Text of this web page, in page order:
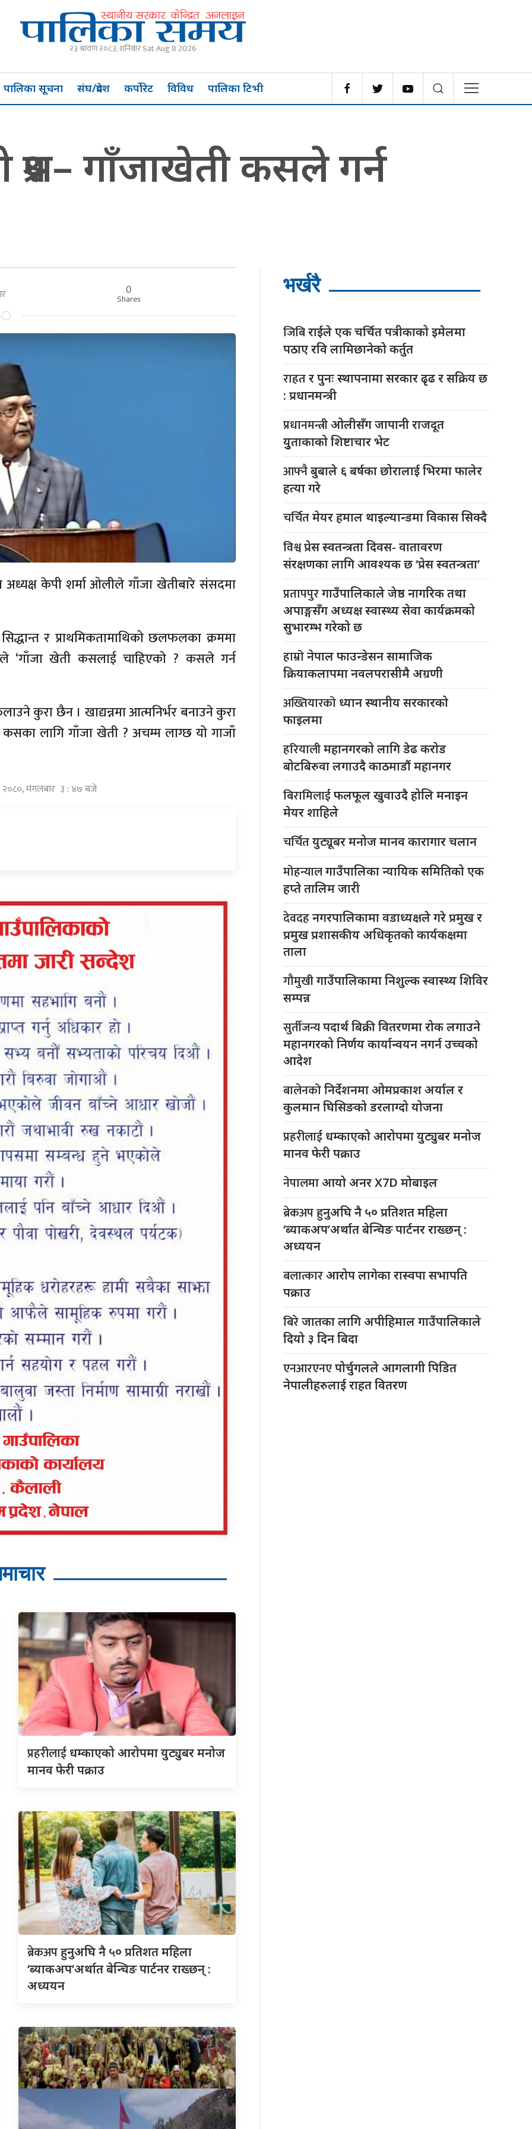
२३ श्रावण २०८३, शनिबार Sat Aug 8 2026
पालिका सूचना संघ/प्रदेश कर्पोरेट विविध पालिका टिभी
गाँजाखेती कसले गर्न
0
Shares
अध्यक्ष केपी शर्मा ओलीले गाँजा खेतीबारे संसदमा
र प्राथमिकतामाथिको छलफलका क्रममा
‘गाँजा खेती कसलाई चाहिएको ? कसले गर्न
कुरा छैन । खाद्यन्नमा आत्मनिर्भर बनाउने कुरा
लागि गाँजा खेती ? अचम्म लाग्छ यो गाजाँ
२०८०, मंगलबार ३ : ४७ बजे
प्रहरीलाई धम्काएको आरोपमा युट्युबर मनोज
मानव फेरी पक्राउ
ब्रेकअपहुनुअघि नै ५० प्रतिशत महिला
‘ब्याकअप’अर्थात बेन्चिङ पार्टनर राख्छन् :
अध्ययन
भर्खरै
जिबिराईले एक चर्चित पत्रीकाको इमेलमा
पठाए रवि लामिछानेको कर्तुत
राहतर पुनः स्थापनामा सरकार ढृढ र सक्रिय छ
: प्रधानमन्त्री
प्रधानमन्त्रीओलीसँग जापानी राजदूत
युुताकाको शिष्टाचार भेट
आफ्नैबुबाले ६ बर्षका छोरालाई भिरमा फालेर
हत्या गरे
चर्चितमेयर हमाल थाइल्यान्डमा विकास सिक्दै
विश्वप्रेस स्वतन्त्रता दिवस- वातावरण
संरक्षणका लागि आवश्यक छ ‘प्रेस स्वतन्त्रता’
प्रतापपुरगाउँपालिकाले जेष्ठ नागरिक तथा
अपाङ्गसँग अध्यक्ष स्वास्थ्य सेवा कार्यक्रमको
सुभारम्भ गरेको छ
हाम्रोनेपाल फाउन्डेसन सामाजिक
क्रियाकलापमा नवलपरासीमै अग्रणी
अख्तियारको ध्यान स्थानीय सरकारको
फाइलमा
हरियालीमहानगरको लागि डेढ करोड
बोटबिरुवा लगाउदै काठमाडौं महानगर
बिरामिलाईफलफूल खुवाउदै होलि मनाइन
मेयर शाहिले
चर्चितयुट्यूबर मनोज मानव कारागार चलान
मोहन्यालगाउँपालिका न्यायिक समितिको एक
हप्ते तालिम जारी
देवदहनगरपालिकामा वडाध्यक्षले गरे प्रमुख र
प्रमुख प्रशासकीय अधिकृतको कार्यकक्षमा
ताला
गौमुखीगाउँपालिकामा निशुल्क स्वास्थ्य शिविर
सम्पन्न
सुर्तीजन्यपदार्थ बिक्री वितरणमा रोक लगाउने
महानगरको निर्णय कार्यान्वयन नगर्न उच्चको
आदेश
बालेनकोनिर्देशनमा ओमप्रकाश अर्याल र
कुलमान घिसिङको डरलाग्दो योजना
प्रहरीलाई धम्काएको आरोपमा युट्युबर मनोज
मानव फेरी पक्राउ
नेपालमाआयो अनर X7D मोबाइल
ब्रेकअपहुनुअघि नै ५० प्रतिशत महिला
‘ब्याकअप’अर्थात बेन्चिङ पार्टनर राख्छन् :
अध्ययन
बलात्कारआरोप लागेका रास्वपा सभापति
पक्राउ
बिरेजातका लागि अपीहिमाल गाउँपालिकाले
दियो ३ दिन बिदा
एनआरएनएपोर्चुगलले आगलागी पिडित
नेपालीहरुलाई राहत वितरण